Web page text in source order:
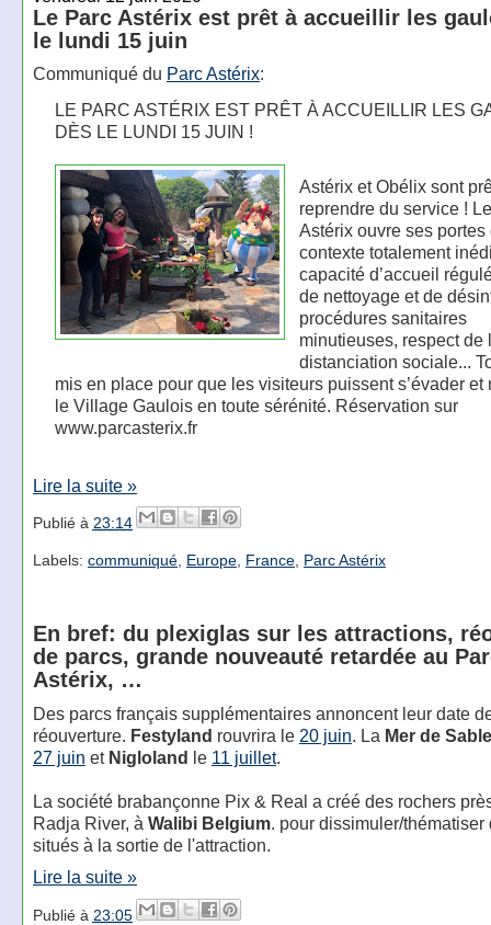
Le Parc Astérix est prêt à accueillir les
le lundi 15 juin
Communiqué du Parc Astérix:
LE PARC ASTÉRIX EST PRÊT À ACCUEILLIR LES
DÈS LE LUNDI 15 JUIN !
Astérix et Obélix sont
reprendre du service !
Astérix ouvre ses portes
contexte totalement
capacité d’accueil
de nettoyage et de
procédures sanitaires
minutieuses, respect de
distanciation sociale...
mis en place pour que les visiteurs puissent s’évader et
le Village Gaulois en toute sérénité. Réservation sur
www.parcasterix.fr
Lire la suite »
Publié à 23:14
Labels: communiqué, Europe, France, Parc Astérix
En bref: du plexiglas sur les attractions,
de parcs, grande nouveauté retardée au
Astérix, …
Des parcs français supplémentaires annoncent leur date
réouverture. Festyland rouvrira le 20 juin. La Mer de Sable
27 juin et Nigloland le 11 juillet.
La société brabançonne Pix & Real a créé des rochers
Radja River, à Walibi Belgium. pour dissimuler/thématiser
situés à la sortie de l'attraction.
Lire la suite »
Publié à 23:05